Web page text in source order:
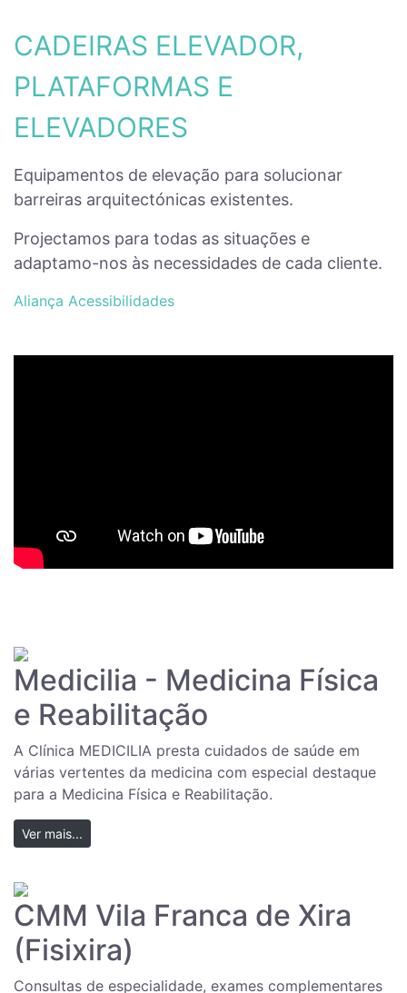
CADEIRAS ELEVADOR,
PLATAFORMAS E
ELEVADORES
Equipamentos de elevação para solucionar
barreiras arquitectónicas existentes.
Projectamos para todas as situações e
adaptamo-nos às necessidades de cada cliente.
Aliança Acessibilidades
Medicilia - Medicina Física
e Reabilitação
A Clínica MEDICILIA presta cuidados de saúde em
várias vertentes da medicina com especial destaque
para a Medicina Física e Reabilitação.
Ver mais...
CMM Vila Franca de Xira
(Fisixira)
Consultas de especialidade, exames complementares